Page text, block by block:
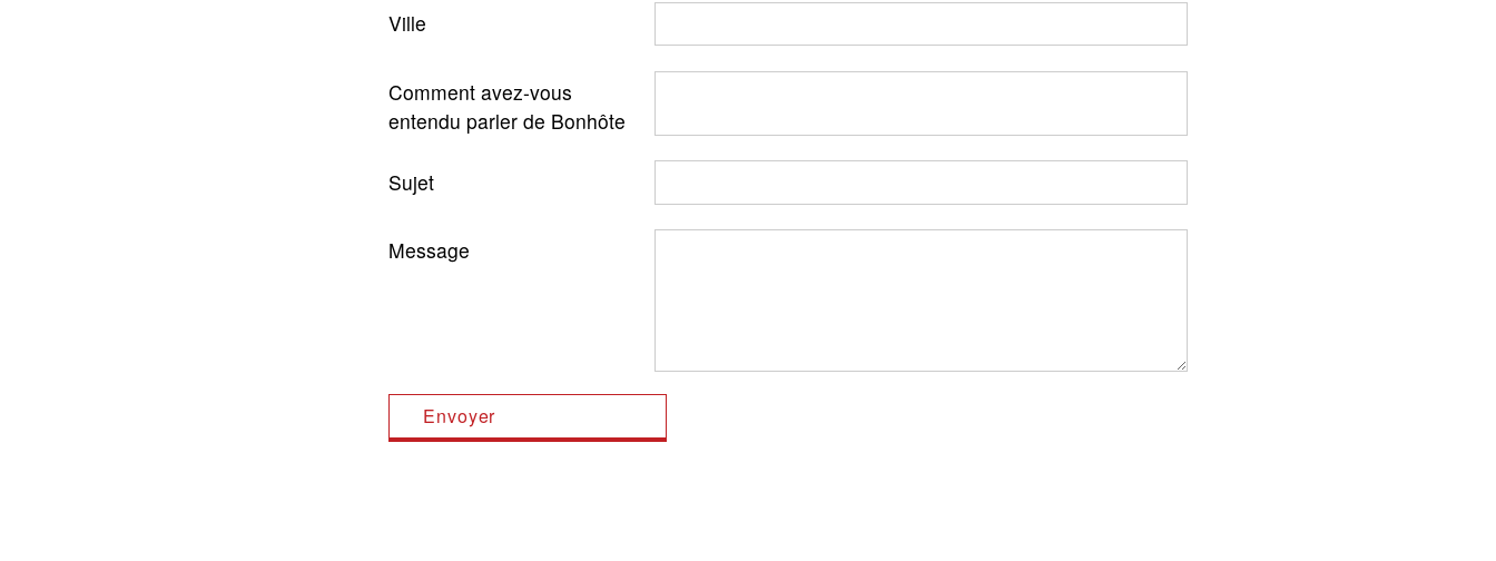
Ville
Comment avez-vous
entendu parler de Bonhôte
Sujet
Message